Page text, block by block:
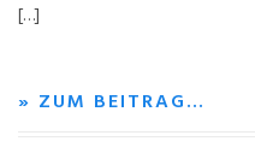
[…]
» ZUM BEITRAG…